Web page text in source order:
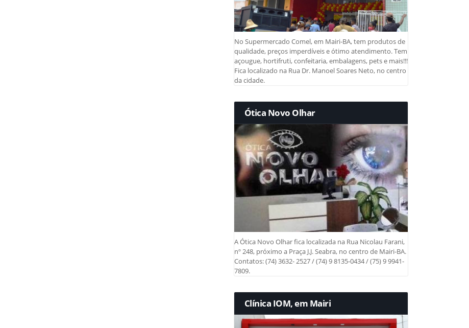
No Supermercado Comel, em Mairi-BA, tem produtos de
qualidade, preços imperdíveis e ótimo atendimento. Tem
açougue, hortifruti, confeitaria, embalagens, pets e mais!!!
Fica localizado na Rua Dr. Manoel Soares Neto, no centro
da cidade.
Ótica Novo Olhar
A Ótica Novo Olhar fica localizada na Rua Nicolau Farani,
nº 248, próximo a Praça J.J. Seabra, no centro de Mairi-BA.
Contatos: (74) 3632- 2527 / (74) 9 8135-0434 / (75) 9 9941-
7809.
Clínica IOM, em Mairi